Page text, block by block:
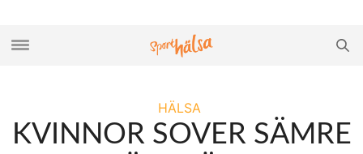
HÄLSA
KVINNOR SOVER SÄMRE